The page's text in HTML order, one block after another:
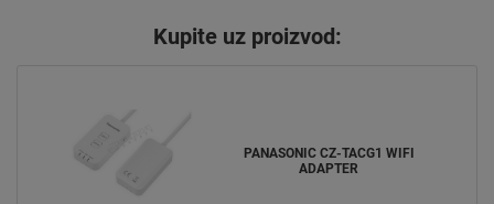
Kupite uz proizvod:
PANASONIC CZ-TACG1 WIFI
ADAPTER